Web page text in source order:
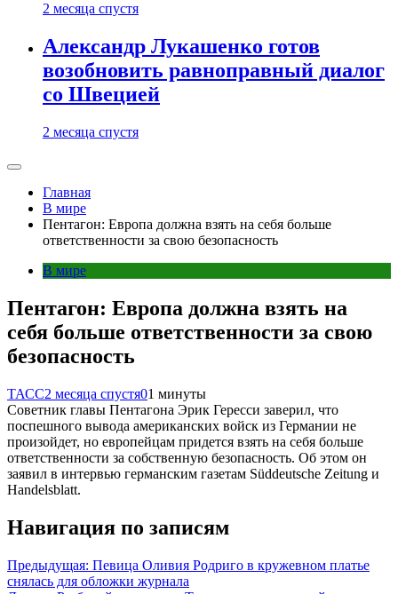
2 месяца спустя
Александр Лукашенко готов
возобновить равноправный диалог
со Швецией
2 месяца спустя
Главная
В мире
Пентагон: Европа должна взять на себя больше
ответственности за свою безопасность
В мире
Пентагон: Европа должна взять на
себя больше ответственности за свою
безопасность
ТАСС2 месяца спустя01 минуты
Советник главы Пентагона Эрик Гересси заверил, что
поспешного вывода американских войск из Германии не
произойдет, но европейцам придется взять на себя больше
ответственности за собственную безопасность. Об этом он
заявил в интервью германским газетам Süddeutsche Zeitung и
Handelsblatt.
Навигация по записям
Предыдущая: Певица Оливия Родриго в кружевном платье
снялась для обложки журнала